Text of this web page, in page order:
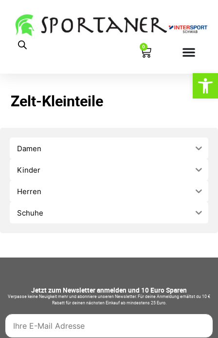
0
Zelt-Kleinteile
Damen
Kinder
Herren
Schuhe
Jetzt zum Newsletter anmelden und 10 Euro Sparen
Verpasse keine Neuigkeit mehr und abonniere unseren Newsletter. Für deine Anmeldung erhältst du 10 €
Rabatt für deinen nächsten Einkauf ab mindestens 25 Euro.